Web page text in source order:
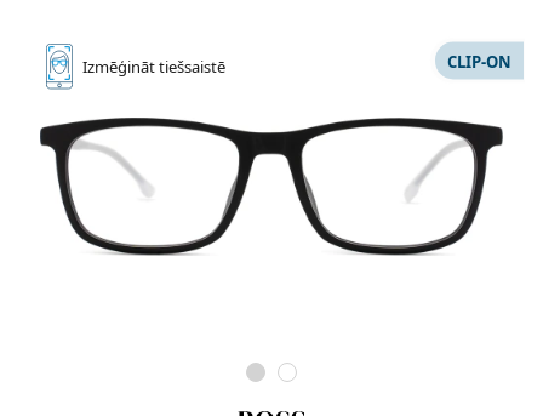
Izmēģināttiešsaistē CLIP-ON